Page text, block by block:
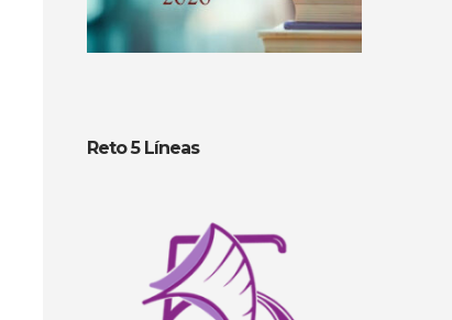
Reto 5 Líneas